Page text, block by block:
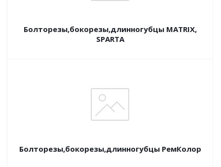
Болторезы,бокорезы,длинногубцы MATRIX,
SPARTA
Болторезы,бокорезы,длинногубцы РемКолор